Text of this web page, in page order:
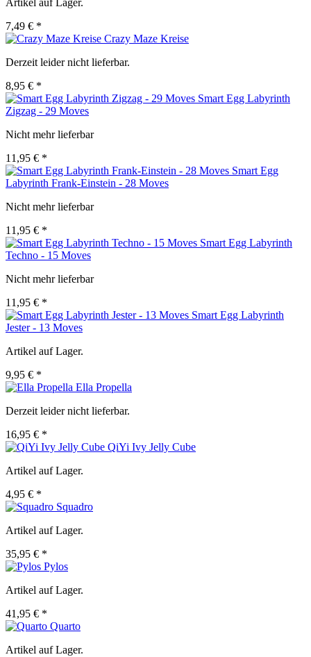
Artikel auf Lager.
7,49 € *
Crazy Maze Kreise
Derzeit leider nicht lieferbar.
8,95 € *
Smart Egg Labyrinth
Zigzag - 29 Moves
Nicht mehr lieferbar
11,95 € *
Smart Egg
Labyrinth Frank-Einstein - 28 Moves
Nicht mehr lieferbar
11,95 € *
Smart Egg Labyrinth
Techno - 15 Moves
Nicht mehr lieferbar
11,95 € *
Smart Egg Labyrinth
Jester - 13 Moves
Artikel auf Lager.
9,95 € *
Ella Propella
Derzeit leider nicht lieferbar.
16,95 € *
QiYi Ivy Jelly Cube
Artikel auf Lager.
4,95 € *
Squadro
Artikel auf Lager.
35,95 € *
Pylos
Artikel auf Lager.
41,95 € *
Quarto
Artikel auf Lager.